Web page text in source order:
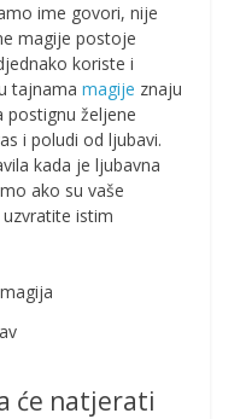
ime govori, nije
magije postoje
koriste i
tajnama magije znaju
postignu željene
i poludi od ljubavi.
kada je ljubavna
ako su vaše
istim
će natjerati